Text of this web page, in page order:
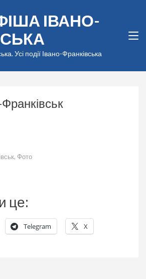
ІВАНО-
Усі події Івано-Франківська
, Фото
це:
Telegram X